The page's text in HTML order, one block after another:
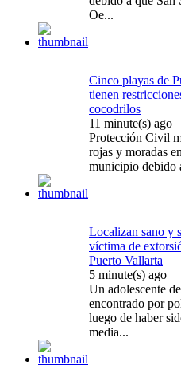
Oe...
Cinco playas de
tienen
cocodrilos
11 minute(s) ago
Protección Civil
rojas y moradas
municipio debido
Localizan sano y
víctima de
Puerto Vallarta
5 minute(s) ago
Un adolescente
encontrado por
luego de haber
media...